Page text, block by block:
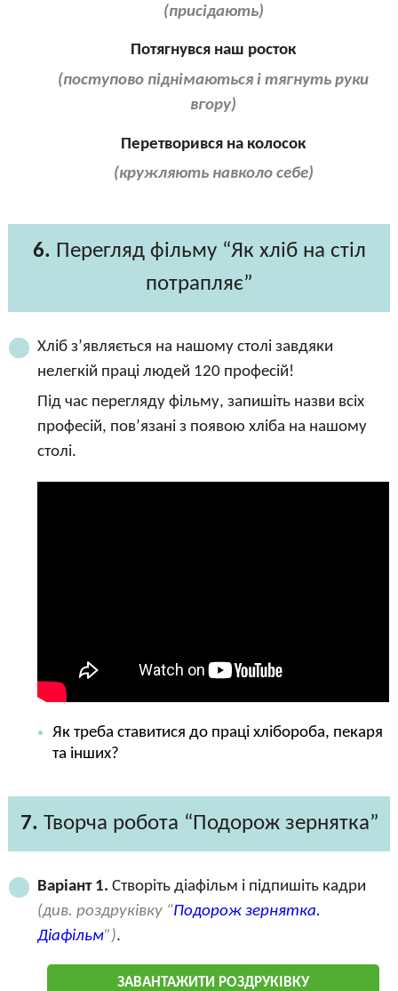
(присідають)
Потягнувся наш росток
(поступово піднімаються і тягнуть руки
вгору)
Перетворився на колосок
(кружляють навколо себе)
6. Перегляд фільму “Як хліб на стіл
потрапляє”
Хліб з’являється на нашому столі завдяки
нелегкій праці людей 120 професій!
Під час перегляду фільму, запишіть назви всіх
професій, пов’язані з появою хліба на нашому
столі.
Як треба ставитися до праці хлібороба, пекаря
та інших?
7. Творча робота “Подорож зернятка”
Варіант 1. Створіть діафільм і підпишіть кадри
(див. роздруківку “Подорож зернятка.
Діафільм”).
ЗАВАНТАЖИТИ РОЗДРУКІВКУ